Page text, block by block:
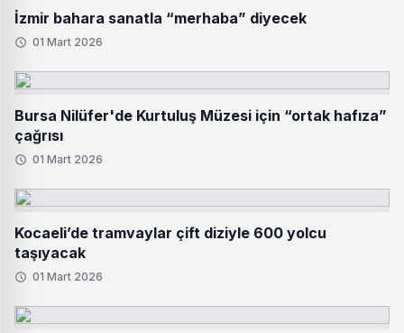
İzmir bahara sanatla “merhaba” diyecek
01 Mart 2026
Bursa Nilüfer'de Kurtuluş Müzesi için “ortak hafıza”
çağrısı
01 Mart 2026
Kocaeli’de tramvaylar çift diziyle 600 yolcu
taşıyacak
01 Mart 2026